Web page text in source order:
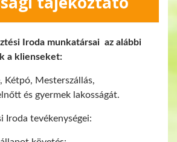
Iroda munkatársai az alábbi
a klienseket:
Kétpó, Mesterszállás,
és gyermek lakosságát.
Iroda tevékenységei: